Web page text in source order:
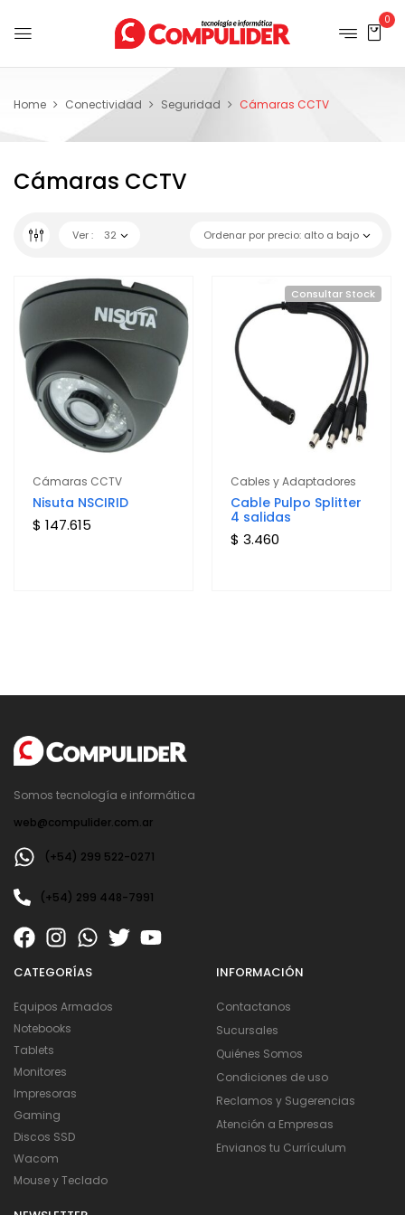
0
Home Conectividad Seguridad Cámaras CCTV
Cámaras CCTV
Ordenar por precio: alto a bajo
Ver : 32
Cámaras CCTV
Nisuta NSCIRID
$ 147.615
Consultar Stock
Cables y Adaptadores
Cable Pulpo Splitter
4 salidas
$ 3.460
Somos tecnología e informática
web@compulider.com.ar
(+54) 299 522-0271
(+54) 299 448-7991
CATEGORÍAS
Equipos Armados
Notebooks
Tablets
Monitores
Impresoras
Gaming
Discos SSD
Wacom
Mouse y Teclado
INFORMACIÓN
Contactanos
Sucursales
Quiénes Somos
Condiciones de uso
Reclamos y Sugerencias
Atención a Empresas
Envianos tu Currículum